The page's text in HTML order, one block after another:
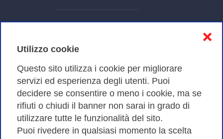
Utilizzo cookie
Questo sito utilizza i cookie per migliorare
servizi ed esperienza degli utenti. Puoi
decidere se consentire o meno i cookie, ma se
rifiuti o chiudi il banner non sarai in grado di
utilizzare tutte le funzionalità del sito.
Puoi rivedere in qualsiasi momento la scelta
❌
Cookies Policy
Amministrazione trasparente
Bandi di Gara